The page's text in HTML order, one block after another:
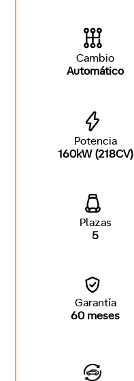
Cambio
Automático
Potencia
160kW (218CV)
Plazas
5
Garantía
60 meses